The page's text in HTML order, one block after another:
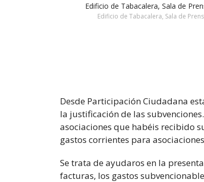
Edificio de Tabacalera, Sala de
Edificio de Tabacalera, Sala de
Desde Participación Ciudadana
la justificación de las
asociaciones que habéis recibido
gastos corrientes para
Se trata de ayudaros en la
facturas, los gastos